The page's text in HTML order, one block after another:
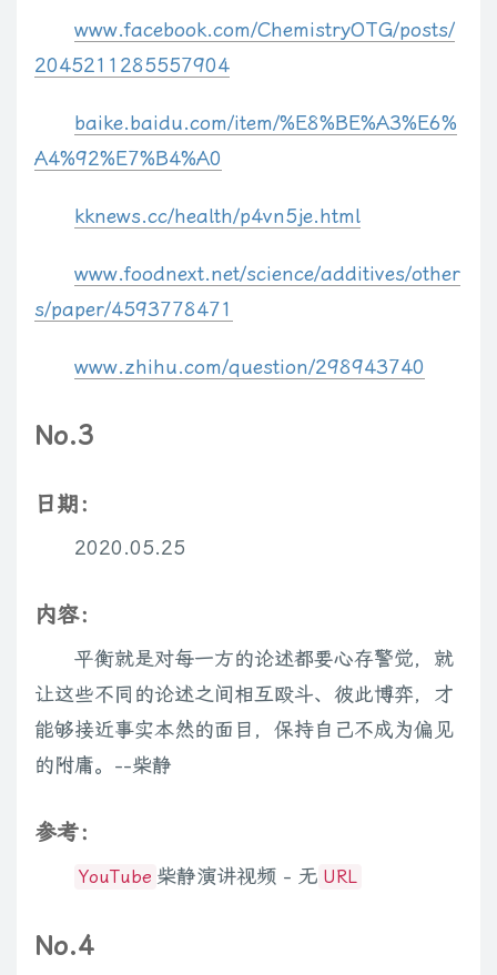
www.facebook.com/ChemistryOTG/posts/
2045211285557904
baike.baidu.com/item/%E8%BE%A3%E6%
A4%92%E7%B4%A0
kknews.cc/health/p4vn5je.html
www.foodnext.net/science/additives/other
s/paper/4593778471
www.zhihu.com/question/298943740
No.3
日期：
2020.05.25
内容：
平衡就是对每一方的论述都要心存警觉，就
让这些不同的论述之间相互殴斗、彼此博弈，才
能够接近事实本然的面目，保持自己不成为偏见
的附庸。--柴静
参考：
YouTube 柴静演讲视频 - 无 URL
No.4